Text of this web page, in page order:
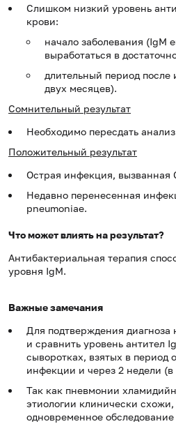
Слишком низкий уровень
крови:
начало заболевания (IgM
выработаться в
длительный период
двух месяцев).
Сомнительный результат
Необходимо пересдать
Положительный результат
Острая инфекция, вызванная
Недавно перенесенная
pneumoniaе.
Что может влиять на результат?
Антибактериальная терапия
уровня IgM.
Важные замечания
Для подтверждения диагноза
и сравнить уровень антител
сыворотках, взятых в период
инфекции и через 2 недели
Так как пневмонии
этиологии клинически
одновременное